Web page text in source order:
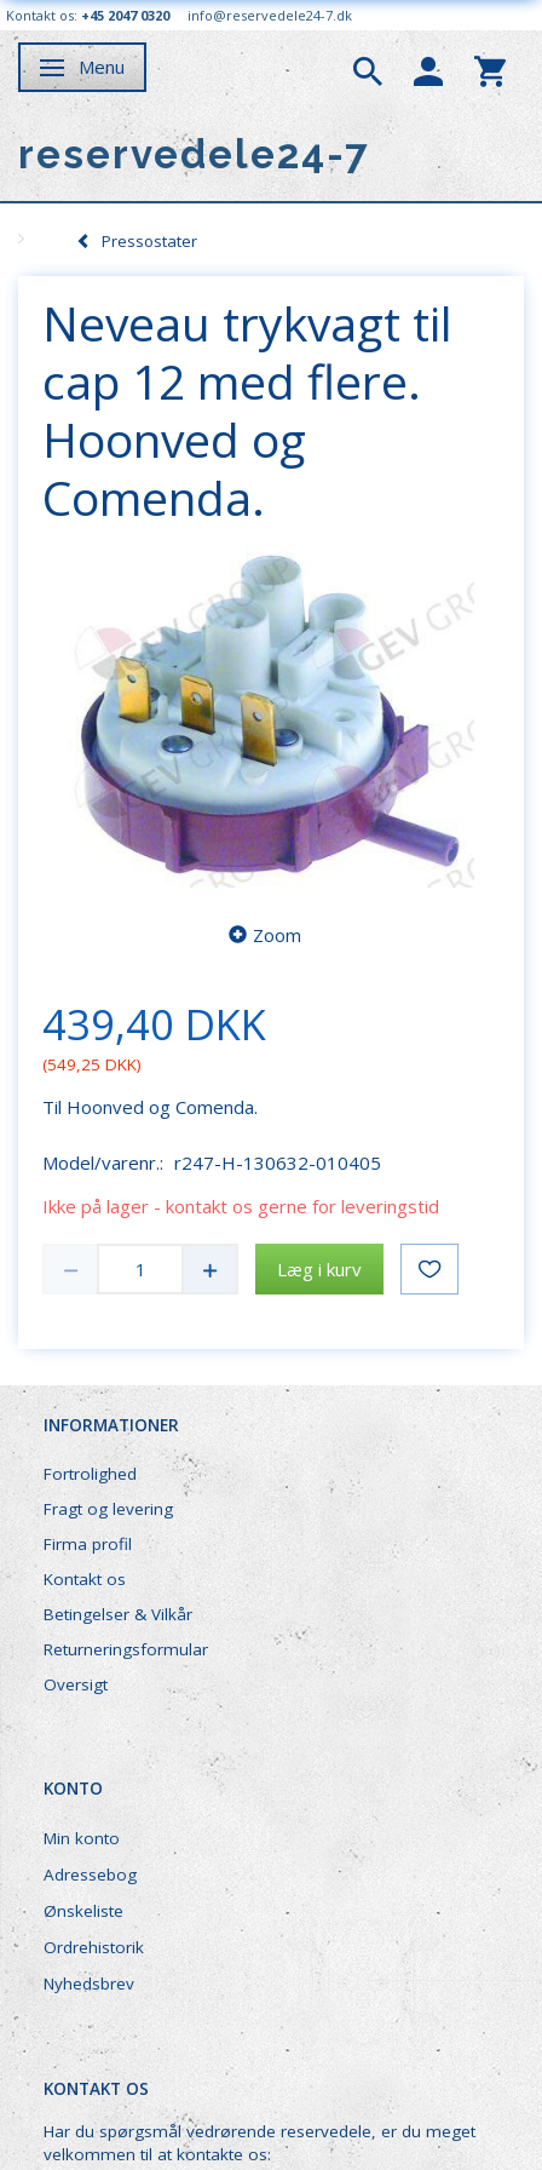
Kontakt os: +45 2047 0320 info@reservedele24-7.dk
Skifte navigation
Menu
reservedele24-7
Pressostater
Neveau trykvagt til
cap 12 med flere.
Hoonved og
Comenda.
Zoom
439,40 DKK
(549,25 DKK)
Til Hoonved og Comenda.
Model/varenr.: r247-H-130632-010405
Ikke på lager - kontakt os gerne for leveringstid
Læg i kurv
INFORMATIONER
Fortrolighed
Fragt og levering
Firma profil
Kontakt os
Betingelser & Vilkår
Returneringsformular
Oversigt
KONTO
Min konto
Adressebog
Ønskeliste
Ordrehistorik
Nyhedsbrev
KONTAKT OS
Har du spørgsmål vedrørende reservedele, er du meget
velkommen til at kontakte os: